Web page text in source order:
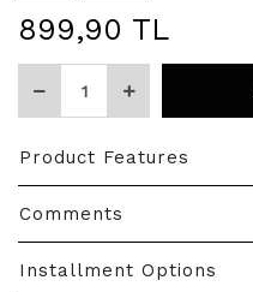
899,90 TL
Product Features
Comments
Installment Options